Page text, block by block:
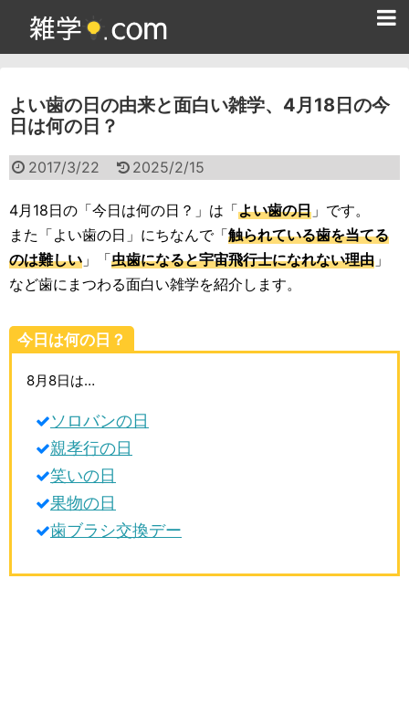
よい歯の日の由来と面白い雑学、4月18日の今
日は何の日？
2017/3/22 2025/2/15
4月18日の「今日は何の日？」は「よい歯の日 」です。
また「よい歯の日」にちなんで「触られている歯を当てる
のは難しい 」「虫歯になると宇宙飛行士になれない理由 」
など歯にまつわる面白い雑学を紹介します。
今日は何の日？
8月8日は…
ソロバンの日
親孝行の日
笑いの日
果物の日
歯ブラシ交換デー
雑学クイズ問題集
面白い雑学
ためになる雑学
スポーツ雑学
動物雑学
歴史雑学
生活雑学
サイト情報